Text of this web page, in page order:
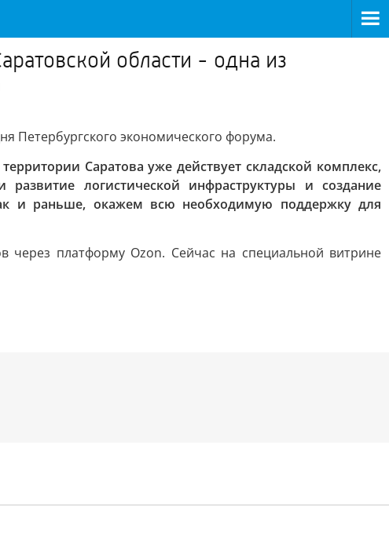
области - одна из
Петербургского экономического форума.
Саратова уже действует складской комплекс,
логистической инфраструктуры и создание
и раньше, окажем всю необходимую поддержку для
через платформу Ozon. Сейчас на специальной витрине